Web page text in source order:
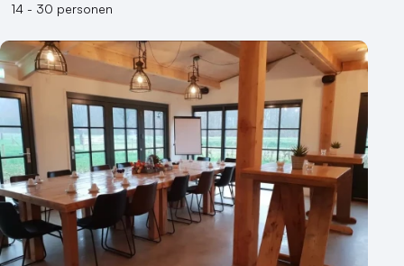
14 - 30 personen